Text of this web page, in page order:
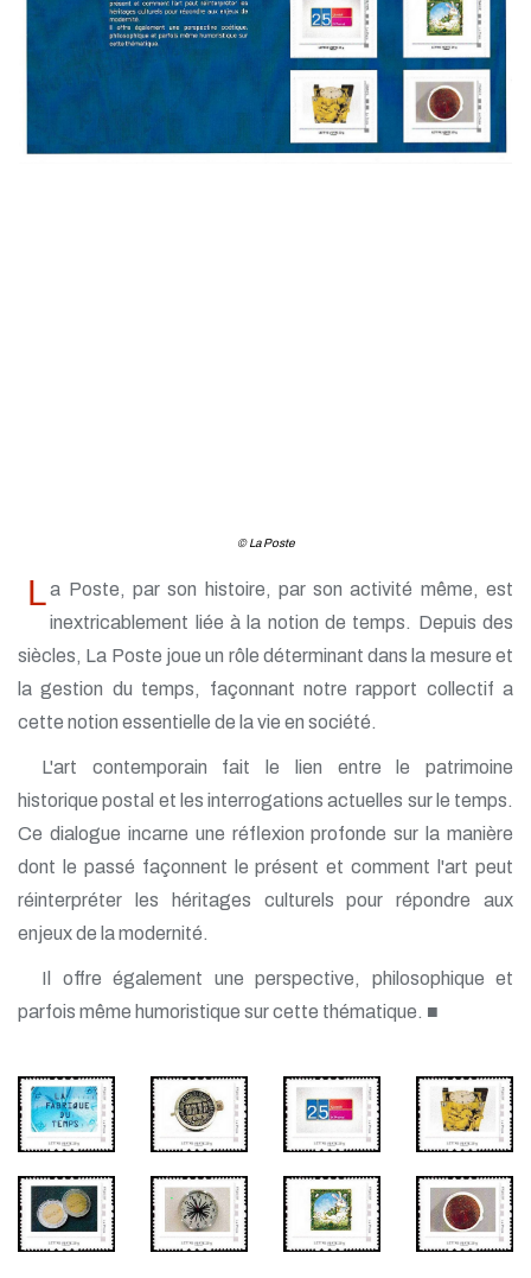
© La Poste
La Poste, par son histoire, par son activité même, est
inextricablement liée à la notion de temps. Depuis des
siècles, La Poste joue un rôle déterminant dans la mesure et
la gestion du temps, façonnant notre rapport collectif a
cette notion essentielle de la vie en société.
L'art contemporain fait le lien entre le patrimoine
historique postal et les interrogations actuelles sur le temps.
Ce dialogue incarne une réflexion profonde sur la manière
dont le passé façonnent le présent et comment l'art peut
réinterpréter les héritages culturels pour répondre aux
enjeux de la modernité.
Il offre également une perspective, philosophique et
parfois même humoristique sur cette thématique. ■